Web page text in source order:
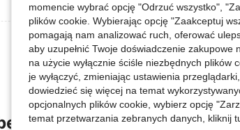
Zobacz Więcej Opinii
momencie wybrać opcję "Odrzuć wszystko",
plików cookie. Wybierając opcję "Zaakceptuj
pomagają nam analizować ruch, oferować
aby uzupełnić Twoje doświadczenie
na użycie wyłącznie ściśle niezbędnych plików
je wyłączyć, zmieniając ustawienia
dowiedzieć się więcej na temat
opcjonalnych plików cookie, wybierz opcję
temat przetwarzania zebranych danych, kliknij